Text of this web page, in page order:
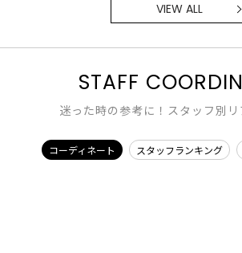
VIEW ALL
STAFF
迷った時の参考に！スタッフ別
コーディネート スタッフランキング